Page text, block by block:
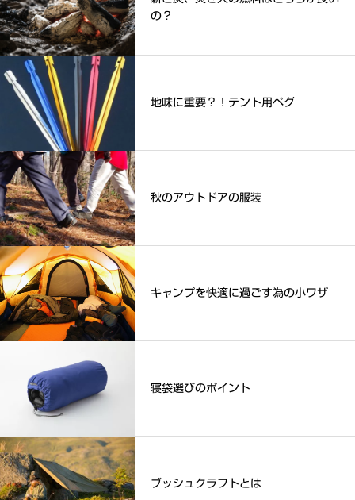
の？
地味に重要？！テント用ペグ
秋のアウトドアの服装
キャンプを快適に過ごす為の小ワザ
寝袋選びのポイント
ブッシュクラフトとは